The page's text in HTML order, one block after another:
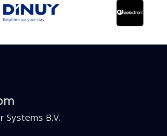
Systems B.V.